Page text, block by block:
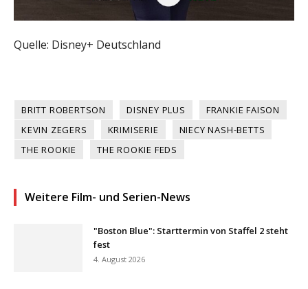
Quelle: Disney+ Deutschland
BRITT ROBERTSON DISNEY PLUS
FRANKIE FAISON
KEVIN ZEGERS
KRIMISERIE
NIECY NASH-BETTS
THE ROOKIE
THE ROOKIE FEDS
Weitere Film- und Serien-News
"Boston Blue": Starttermin von Staffel 2 steht
fest
4. August 2026